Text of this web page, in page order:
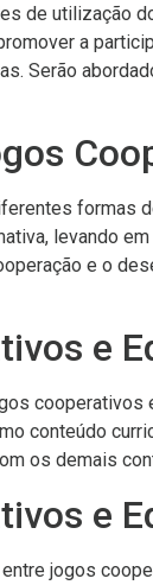
de utilização
a
Serão
formas
levando
e o
e
conteúdo
os demais
e
jogos